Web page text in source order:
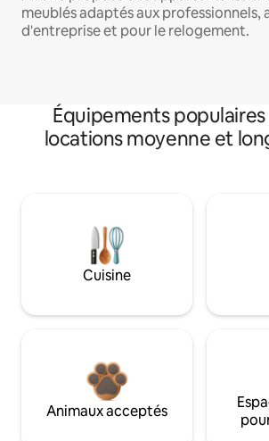
meublés adaptés aux professionnels,
d'entreprise et pour le relogement.
Équipements
locations moyenne et
Cuisine
Animaux acceptés